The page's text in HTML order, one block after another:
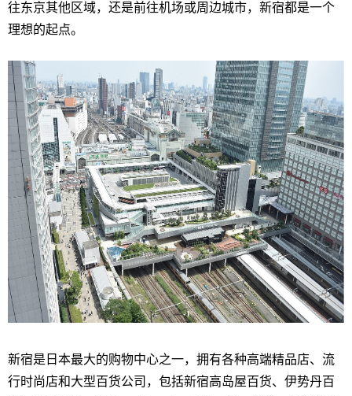
往东京其他区域，还是前往机场或周边城市，新宿都是一个
理想的起点。
新宿是日本最大的购物中心之一，拥有各种高端精品店、流
行时尚店和大型百货公司，包括新宿高岛屋百货、伊势丹百